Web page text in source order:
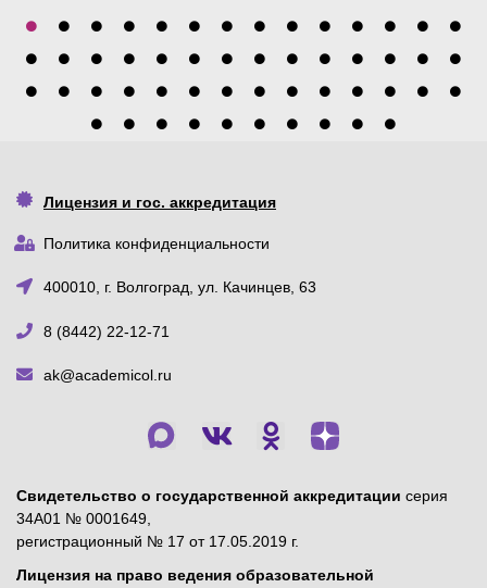
Лицензия и гос. аккредитация
Политика конфиденциальности
400010, г. Волгоград, ул. Качинцев, 63
8 (8442) 22-12-71
ak@academicol.ru
Свидетельство о государственной аккредитации серия
34А01 № 0001649,
регистрационный № 17 от 17.05.2019 г.
Лицензия на право ведения образовательной